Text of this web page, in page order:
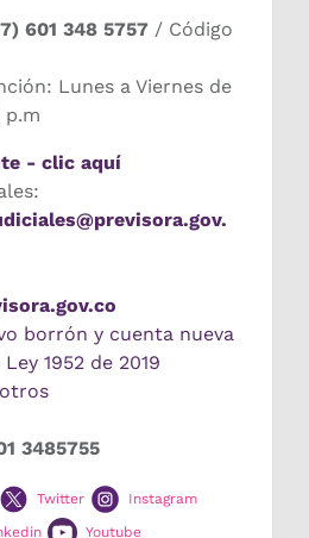
601 348 5757 / Código
Lunes a Viernes de
p.m
- clic aquí
borrón y cuenta nueva
1952 de 2019
3485755
Twitter
Instagram
Youtube